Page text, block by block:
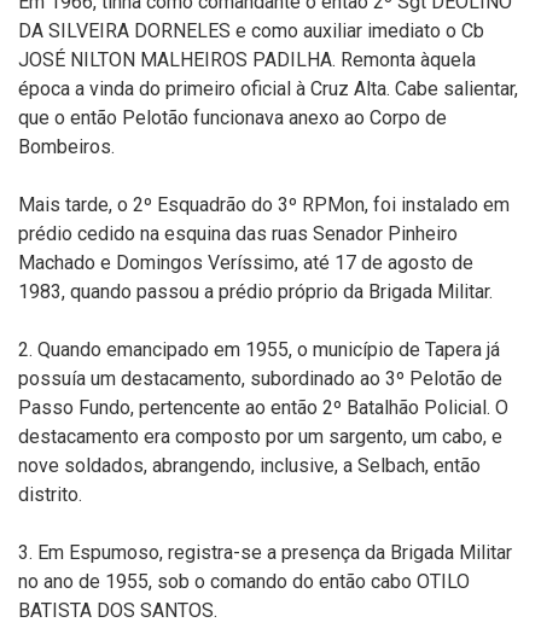
DA SILVEIRA DORNELES e como auxiliar imediato o Cb
JOSÉ NILTON MALHEIROS PADILHA. Remonta àquela
época a vinda do primeiro oficial à Cruz Alta. Cabe salientar,
que o então Pelotão funcionava anexo ao Corpo de
Bombeiros.
Mais tarde, o 2º Esquadrão do 3º RPMon, foi instalado em
prédio cedido na esquina das ruas Senador Pinheiro
Machado e Domingos Veríssimo, até 17 de agosto de
1983, quando passou a prédio próprio da Brigada Militar.
2. Quando emancipado em 1955, o município de Tapera já
possuía um destacamento, subordinado ao 3º Pelotão de
Passo Fundo, pertencente ao então 2º Batalhão Policial. O
destacamento era composto por um sargento, um cabo, e
nove soldados, abrangendo, inclusive, a Selbach, então
distrito.
3. Em Espumoso, registra-se a presença da Brigada Militar
no ano de 1955, sob o comando do então cabo OTILO
BATISTA DOS SANTOS.